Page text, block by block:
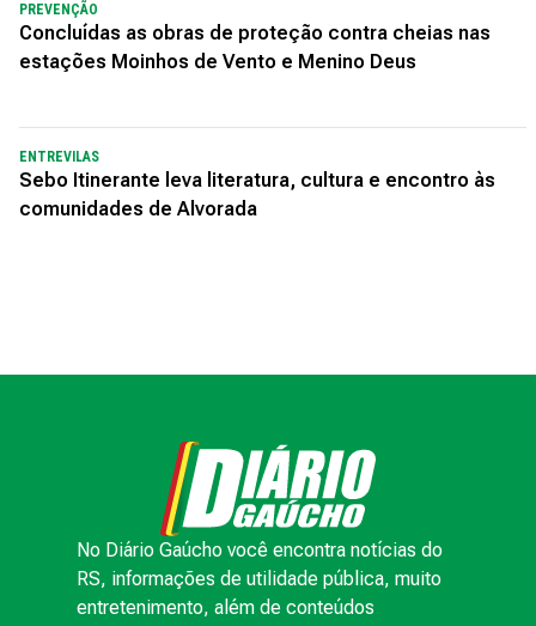
PREVENÇÃO
Concluídas as obras de proteção contra cheias nas
estações Moinhos de Vento e Menino Deus
ENTREVILAS
Sebo Itinerante leva literatura, cultura e encontro às
comunidades de Alvorada
No Diário Gaúcho você encontra notícias do
RS, informações de utilidade pública, muito
entretenimento, além de conteúdos